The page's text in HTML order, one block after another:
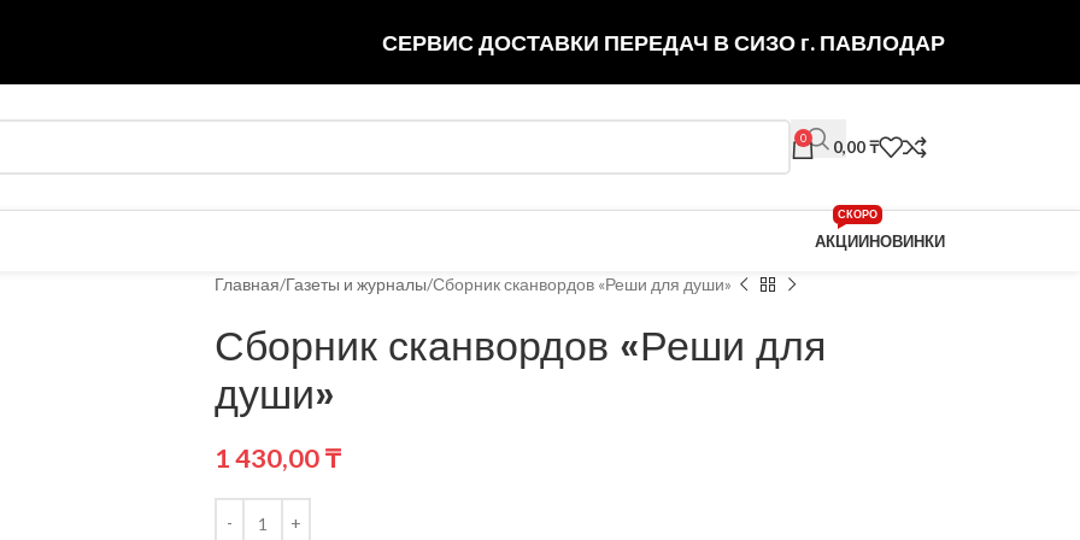
СЕРВИС ДОСТАВКИ ПЕРЕДАЧ В СИЗО г. ПАВЛОДАР
0 0,00₸
АКЦИИ
СКОРО
НОВИНКИ
Главная Газеты и журналы Сборник сканвордов «Реши для души»
Сборник сканвордов «Реши для
души»
1 430,00₸